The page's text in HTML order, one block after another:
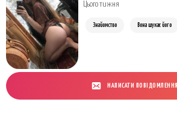
Цього тижня
Знайомство Вона шукає його
НАПИСАТИ ПОВІДОМЛЕННЯ